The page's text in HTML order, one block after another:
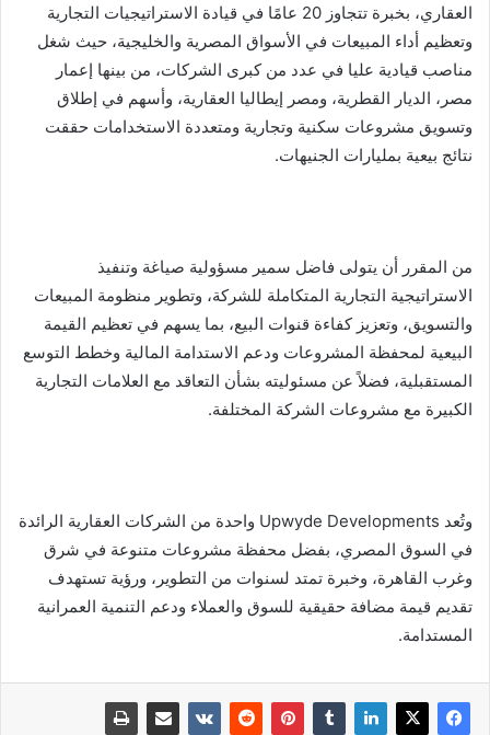
العقاري، بخبرة تتجاوز 20 عامًا في قيادة الاستراتيجيات التجارية
وتعظيم أداء المبيعات في الأسواق المصرية والخليجية، حيث شغل
مناصب قيادية عليا في عدد من كبرى الشركات، من بينها إعمار
مصر، الديار القطرية، ومصر إيطاليا العقارية، وأسهم في إطلاق
وتسويق مشروعات سكنية وتجارية ومتعددة الاستخدامات حققت
نتائج بيعية بمليارات الجنيهات.
من المقرر أن يتولى فاضل سمير مسؤولية صياغة وتنفيذ
الاستراتيجية التجارية المتكاملة للشركة، وتطوير منظومة المبيعات
والتسويق، وتعزيز كفاءة قنوات البيع، بما يسهم في تعظيم القيمة
البيعية لمحفظة المشروعات ودعم الاستدامة المالية وخطط التوسع
المستقبلية، فضلاً عن مسئوليته بشأن التعاقد مع العلامات التجارية
الكبيرة مع مشروعات الشركة المختلفة.
وتُعد Upwyde Developments واحدة من الشركات العقارية الرائدة
في السوق المصري، بفضل محفظة مشروعات متنوعة في شرق
وغرب القاهرة، وخبرة تمتد لسنوات من التطوير، ورؤية تستهدف
تقديم قيمة مضافة حقيقية للسوق والعملاء ودعم التنمية العمرانية
المستدامة.